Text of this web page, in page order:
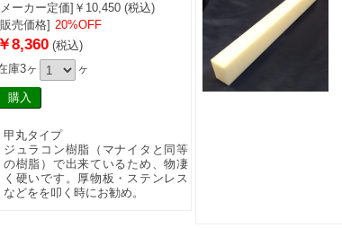
ーカー定価]￥10,450 (税込)
売価格] 20%OFF
￥8,360(税込)
庫3ヶ
ヶ
甲丸タイプ
ジュラコン樹脂（マナイタと同等
の樹脂）で出来ているため、物凄
く硬いです。厚物板・ステンレス
などをを叩く時にお勧め。